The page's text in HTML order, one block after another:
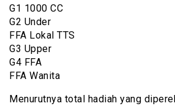
G1 1000 CC
G2 Under
FFA Lokal TTS
G3 Upper
G4 FFA
FFA Wanita
Menurutnya total hadiah yang